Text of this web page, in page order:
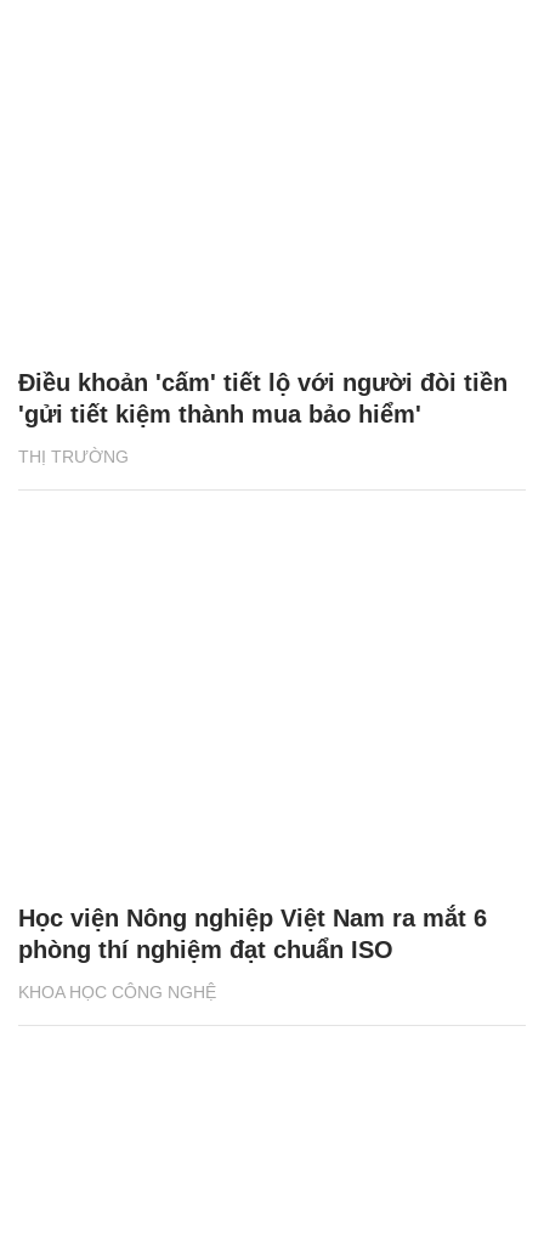
THỊ TRƯỜNG
Điều khoản 'cấm' tiết lộ với người đòi tiền
'gửi tiết kiệm thành mua bảo hiểm'
KHOA HỌC CÔNG NGHỆ
Học viện Nông nghiệp Việt Nam ra mắt 6
phòng thí nghiệm đạt chuẩn ISO